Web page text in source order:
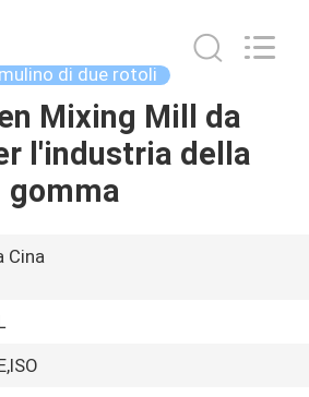
di due rotoli
Mixing Mill da
l'industria della
gomma
Cina